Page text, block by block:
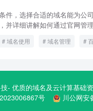
件，选择合适的域名能为公
并详细讲解如何通过官网管
域名使用 域名管理
- 优质的域名及云计算基础
号 川公网安